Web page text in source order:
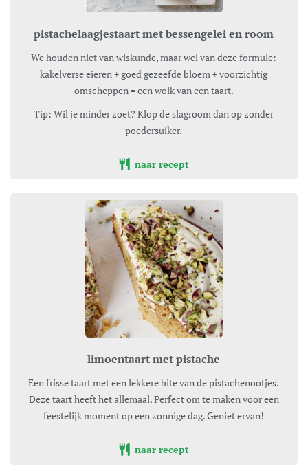
pistachelaagjestaart met bessengelei en room
We houden niet van wiskunde, maar wel van deze formule:
kakelverse eieren + goed gezeefde bloem + voorzichtig
omscheppen = een wolk van een taart.
Tip: Wil je minder zoet? Klop de slagroom dan op zonder
poedersuiker.
naar recept
limoentaart met pistache
Een frisse taart met een lekkere bite van de pistachenootjes.
Deze taart heeft het allemaal. Perfect om te maken voor een
feestelijk moment op een zonnige dag. Geniet ervan!
naar recept